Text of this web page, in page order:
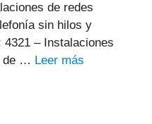
de redes
sin hilos y
– Instalaciones
de … Leer más